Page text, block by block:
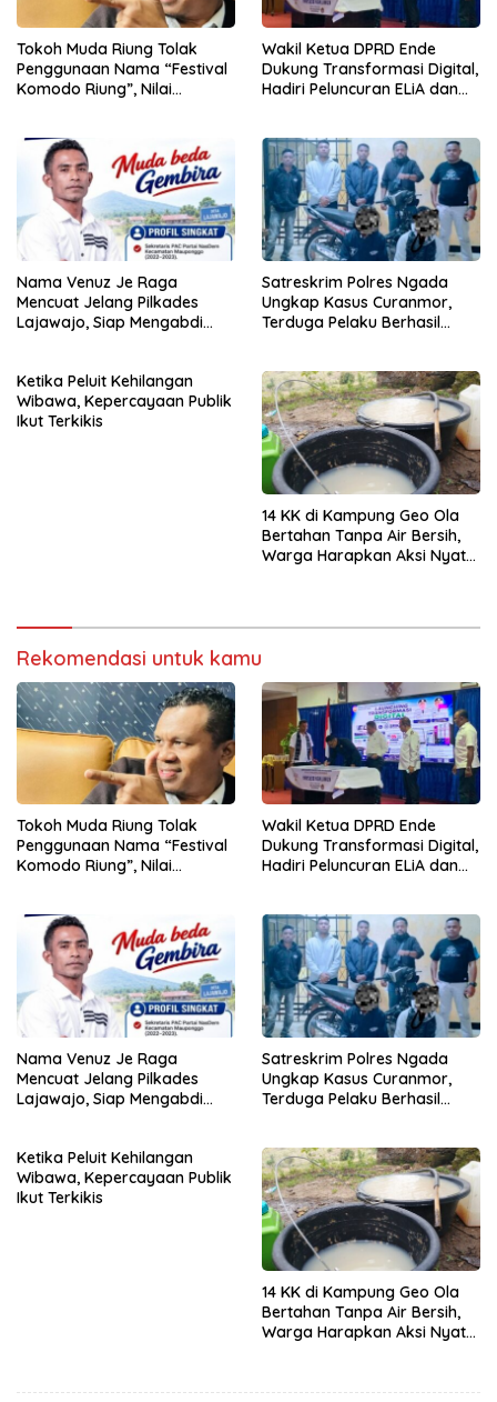
Tokoh Muda Riung Tolak
Penggunaan Nama “Festival
Komodo Riung”, Nilai
Wakil Ketua DPRD Ende
Dukung Transformasi Digital,
Hadiri Peluncuran ELiA dan
Nama Venuz Je Raga
Mencuat Jelang Pilkades
Lajawajo, Siap Mengabdi
Satreskrim Polres Ngada
Ungkap Kasus Curanmor,
Terduga Pelaku Berhasil
Ketika Peluit Kehilangan
Wibawa, Kepercayaan Publik
Ikut Terkikis
14 KK di Kampung Geo Ola
Bertahan Tanpa Air Bersih,
Warga Harapkan Aksi Nyata
Rekomendasi untuk kamu
Tokoh Muda Riung Tolak
Penggunaan Nama “Festival
Komodo Riung”, Nilai
Wakil Ketua DPRD Ende
Dukung Transformasi Digital,
Hadiri Peluncuran ELiA dan
Nama Venuz Je Raga
Mencuat Jelang Pilkades
Lajawajo, Siap Mengabdi
Satreskrim Polres Ngada
Ungkap Kasus Curanmor,
Terduga Pelaku Berhasil
Ketika Peluit Kehilangan
Wibawa, Kepercayaan Publik
Ikut Terkikis
14 KK di Kampung Geo Ola
Bertahan Tanpa Air Bersih,
Warga Harapkan Aksi Nyata